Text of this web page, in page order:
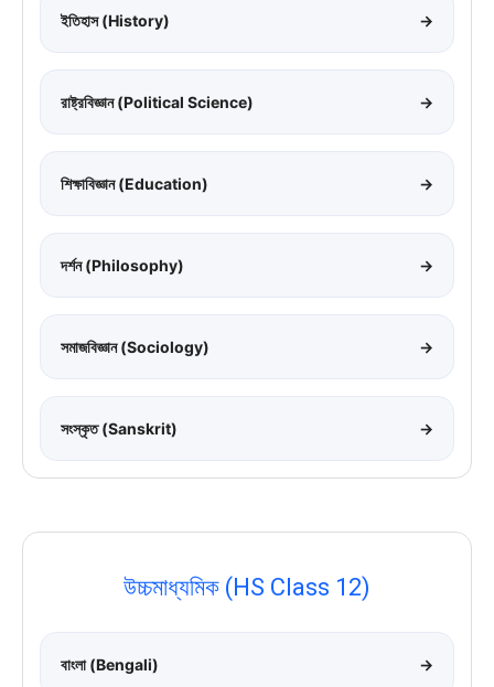
ইতিহাস (History) →
রাষ্ট্রবিজ্ঞান (Political Science) →
শিক্ষাবিজ্ঞান (Education) →
দর্শন (Philosophy) →
সমাজবিজ্ঞান (Sociology) →
সংস্কৃত (Sanskrit) →
উচ্চমাধ্যমিক (HS Class 12)
বাংলা (Bengali) →